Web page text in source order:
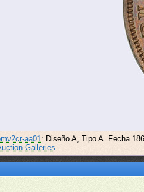
aa01: Diseño A, Tipo A. Fecha
Galleries